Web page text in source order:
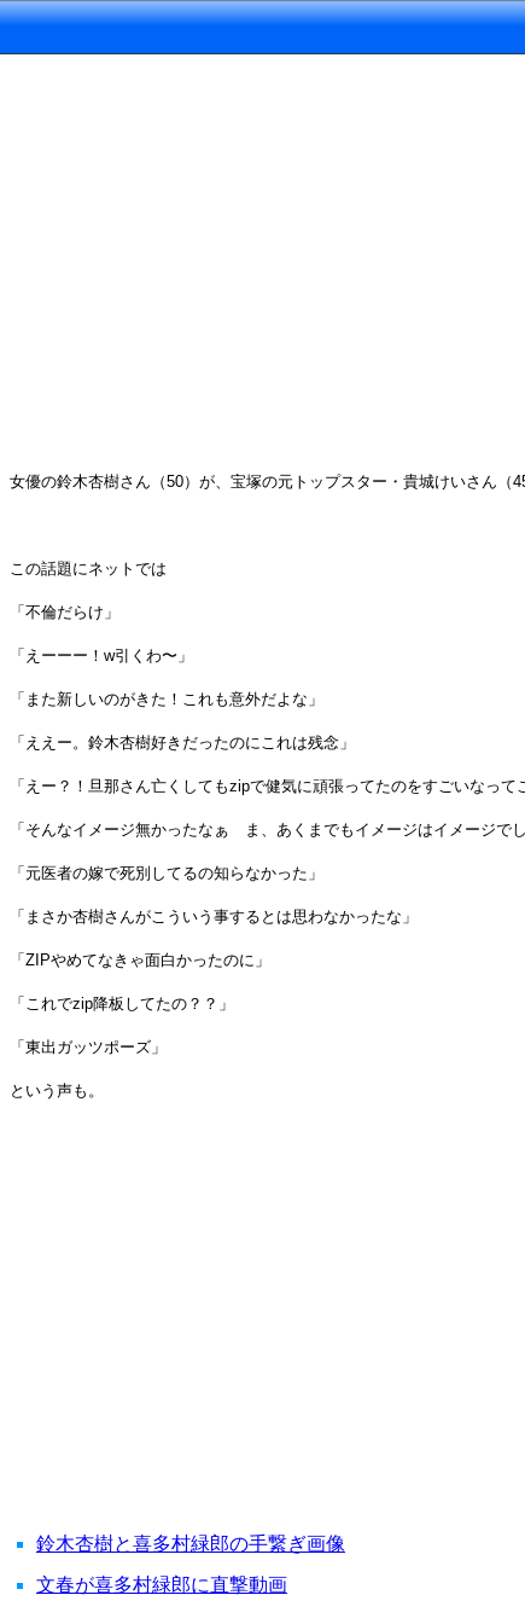
女優の鈴木杏樹さん（50）が、宝塚の元トップスター・貴城けいさん（
この話題にネットでは
「不倫だらけ」
「えーーー！w引くわ〜」
「また新しいのがきた！これも意外だよな」
「ええー。鈴木杏樹好きだったのにこれは残念」
「えー？！旦那さん亡くしてもzipで健気に頑張ってたのをすごいなっ
「そんなイメージ無かったなぁ ま、あくまでもイメージはイメージで
「元医者の嫁で死別してるの知らなかった」
「まさか杏樹さんがこういう事するとは思わなかったな」
「ZIPやめてなきゃ面白かったのに」
「これでzip降板してたの？？」
「東出ガッツポーズ」
という声も。
鈴木杏樹と喜多村緑郎の手繋ぎ画像
文春が喜多村緑郎に直撃動画